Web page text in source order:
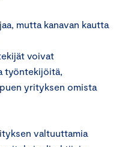
mutta kanavan kautta
voivat
työntekijöitä,
yrityksen omista
valtuuttamia